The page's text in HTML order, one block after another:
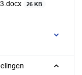
26 KB